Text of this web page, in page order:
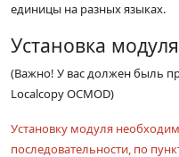
единицы на разных языках.
Установка
(Важно! У вас должен быль
Localcopy OCMOD)
Установку модуля
последовательности, по